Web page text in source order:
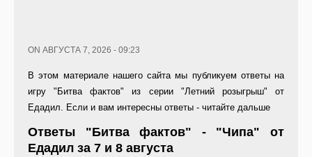
ON АВГУСТА 7, 2026 - 09:23
В этом материале нашего сайта мы публикуем ответы на
игру "Битва фактов" из серии "Летний розыгрыш" от
Едадил. Если и вам интересны ответы - читайте дальше
Ответы "Битва фактов" - "Чипа" от
Едадил за 7 и 8 августа